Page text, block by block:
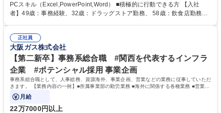
実績） ＋管理業務主任者資格手当50,000円/月 ★親会社である株式会社合
人社計画研究所社のグループ会社として、質の高いサービスと適性価格を
無/年休123日
PCスキル（Excel,PowerPoint,Word） ■積極的に行動できる方 【入社
者】49歳：事務経験、32歳：ドラッグストア勤務、 58歳：飲食店勤務
得出来ております！ 【魅力】■フレックス制度、未経験からでも下限年収
を一律支給！ ■管理業務主任者資格取得後には50,000円/月の手当あり！
学歴・資格 学歴：大学院 大学 高専 短大 専修学校 高校 語学力： 資格：第
一種運転免許普通自動車
正社員
大阪ガス株式会社
【第二新卒】事務系総合職 #関西を代表するインフラ
企業 #ポテンシャル採用 事業企画
事務系総合職として、人事総務、資源海外、事業企画、営業などの業務に従事していただ
きます。 【業務内容の一例】■所属事業部の勤労業務 ■海外に関係する各種業務 ■営業部
門の企画スタッフ、ルート営業
月給
22万7000円以上